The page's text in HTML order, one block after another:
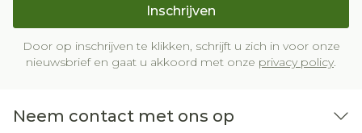
Inschrijven
Door op inschrijven te klikken, schrijft u zich in voor onze
nieuwsbrief en gaat u akkoord met onze privacy policy.
Neem contact met ons op